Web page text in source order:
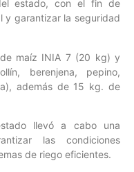
estado, con el fin de
y garantizar la seguridad
maíz INIA 7 (20 kg) y
berenjena, pepino,
además de 15 kg. de
llevó a cabo una
las condiciones
de riego eficientes.